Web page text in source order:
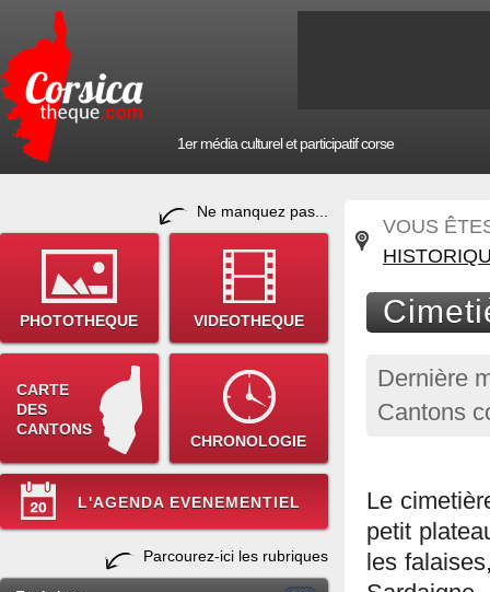
1er média culturel et participatif corse
Ne manquez pas...
PHOTOTHEQUE VIDEOTHEQUE
CARTE
DES
CANTONS
CHRONOLOGIE
L'AGENDA EVENEMENTIEL
Parcourez-ici les rubriques
VOUS
Dernière
Cantons
Le
petit
les